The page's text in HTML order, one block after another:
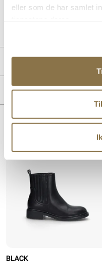
eller som de har samlet
PRODUKTDETALJER
Såle:Syntet/Gummi
MERKE
BLACK